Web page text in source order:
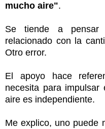
mucho aire".
Se tiende a
relacionado con la
Otro error.
El apoyo hace
necesita para
aire es independiente.
Me explico, uno puede